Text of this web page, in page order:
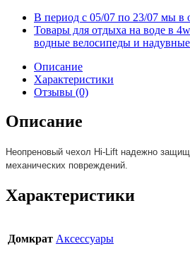
В период с 05/07 по 23/07 мы в
Товары для отдыха на воде в
водные велосипеды и
Описание
Характеристики
Отзывы (0)
Описание
Неопреновый чехол Hi-Lift надежно
механических повреждений.
Характеристики
Домкрат Аксессуары